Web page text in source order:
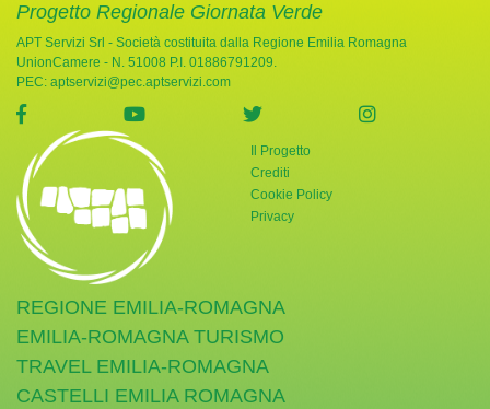
Progetto Regionale Giornata Verde
APT Servizi Srl - Società costituita dalla Regione Emilia Romagna
UnionCamere - N. 51008 P.I. 01886791209.
PEC: aptservizi@pec.aptservizi.com
visita la pagina Facebook di Giornata Verde
visita la pagina YouTube di Giornata
visita la pagina Twitter di
visita la
Il Progetto
Crediti
Cookie Policy
Privacy
REGIONE EMILIA-ROMAGNA
EMILIA-ROMAGNA TURISMO
TRAVEL EMILIA-ROMAGNA
CASTELLI EMILIA ROMAGNA